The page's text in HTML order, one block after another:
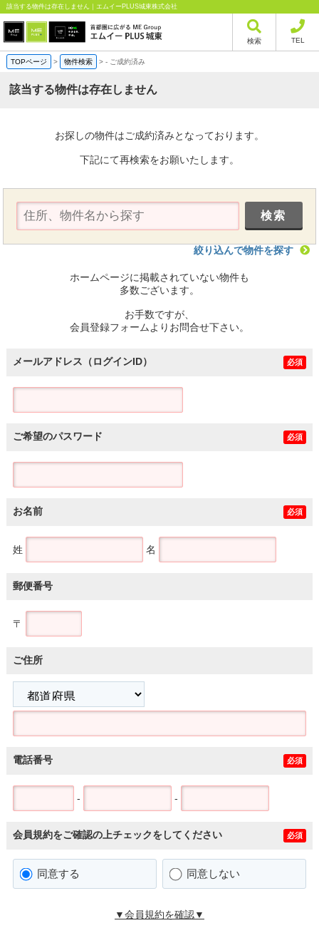
該当する物件は存在しません｜エムイーPLUS城東株式会社
検索 TEL
TOPページ > 物件検索 >- ご成約済み
該当する物件は存在しません
お探しの物件はご成約済みとなっております。
下記にて再検索をお願いたします。
絞り込んで物件を探す
ホームページに掲載されていない物件も
多数ございます。
お手数ですが、
会員登録フォームよりお問合せ下さい。
メールアドレス（ログインID） 必須
ご希望のパスワード 必須
お名前 必須
姓 名
郵便番号
〒
ご住所
電話番号 必須
- -
会員規約をご確認の上チェックをしてください 必須
同意する 同意しない
▼会員規約を確認▼